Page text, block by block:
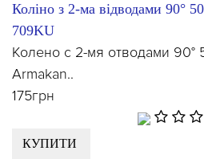
Коліно з 2-ма відводами 90°
709KU
Колено с 2-мя отводами 90°
Armakan..
175грн
КУПИТИ